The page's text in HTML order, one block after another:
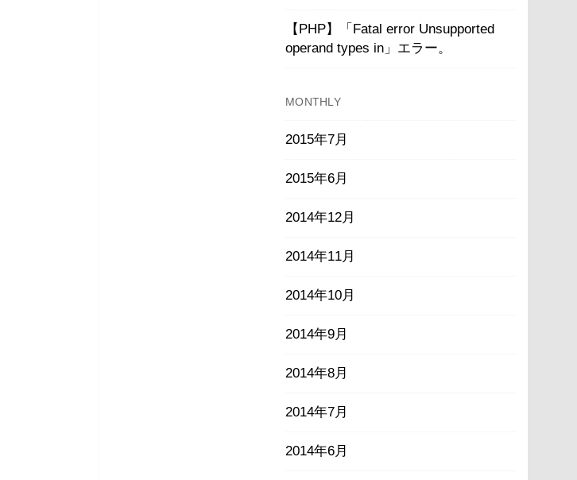
【PHP】「Fatal error Unsupported
operand types in」エラー。
MONTHLY
2015年7月
2015年6月
2014年12月
2014年11月
2014年10月
2014年9月
2014年8月
2014年7月
2014年6月